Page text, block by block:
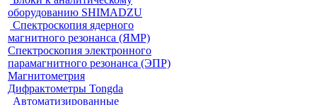
оборудованию SHIMADZU
Спектроскопия ядерного
магнитного резонанса (ЯМР)
Спектроскопия электронного
парамагнитного резонанса (ЭПР)
Магнитометрия
Дифрактометры Tongda
Автоматизированные